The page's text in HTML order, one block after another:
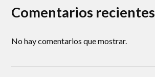
Comentarios recientes
No hay comentarios que mostrar.